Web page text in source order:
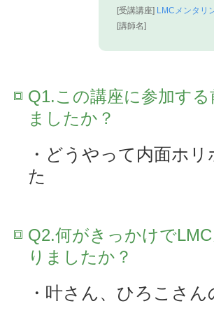
[受講講座] LMCメンタリ
[講師名]
Q1.この講座に参加す
ましたか？
・どうやって内面ホ
た
Q2.何がきっかけで
りましたか？
・叶さん、ひろこさ